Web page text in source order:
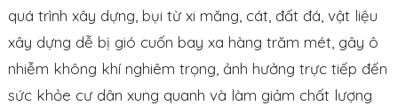
quá trình xây dựng, bụi từ xi măng, cát, đất đá, vật liệu
xây dựng dễ bị gió cuốn bay xa hàng trăm mét, gây ô
nhiễm không khí nghiêm trọng, ảnh hưởng trực tiếp đến
sức khỏe cư dân xung quanh và làm giảm chất lượng